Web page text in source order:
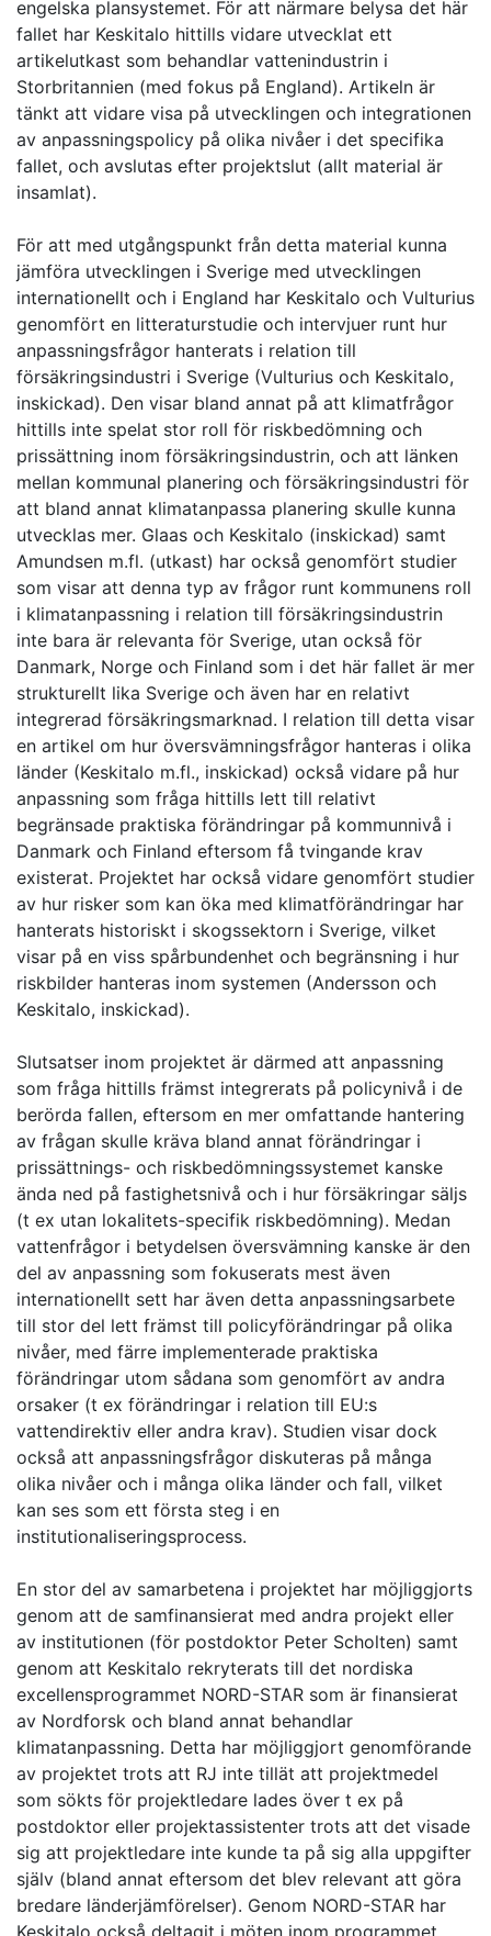
engelska plansystemet. För att närmare belysa det här
fallet har Keskitalo hittills vidare utvecklat ett
artikelutkast som behandlar vattenindustrin i
Storbritannien (med fokus på England). Artikeln är
tänkt att vidare visa på utvecklingen och integrationen
av anpassningspolicy på olika nivåer i det specifika
fallet, och avslutas efter projektslut (allt material är
insamlat).
För att med utgångspunkt från detta material kunna
jämföra utvecklingen i Sverige med utvecklingen
internationellt och i England har Keskitalo och Vulturius
genomfört en litteraturstudie och intervjuer runt hur
anpassningsfrågor hanterats i relation till
försäkringsindustri i Sverige (Vulturius och Keskitalo,
inskickad). Den visar bland annat på att klimatfrågor
hittills inte spelat stor roll för riskbedömning och
prissättning inom försäkringsindustrin, och att länken
mellan kommunal planering och försäkringsindustri för
att bland annat klimatanpassa planering skulle kunna
utvecklas mer. Glaas och Keskitalo (inskickad) samt
Amundsen m.fl. (utkast) har också genomfört studier
som visar att denna typ av frågor runt kommunens roll
i klimatanpassning i relation till försäkringsindustrin
inte bara är relevanta för Sverige, utan också för
Danmark, Norge och Finland som i det här fallet är mer
strukturellt lika Sverige och även har en relativt
integrerad försäkringsmarknad. I relation till detta visar
en artikel om hur översvämningsfrågor hanteras i olika
länder (Keskitalo m.fl., inskickad) också vidare på hur
anpassning som fråga hittills lett till relativt
begränsade praktiska förändringar på kommunnivå i
Danmark och Finland eftersom få tvingande krav
existerat. Projektet har också vidare genomfört studier
av hur risker som kan öka med klimatförändringar har
hanterats historiskt i skogssektorn i Sverige, vilket
visar på en viss spårbundenhet och begränsning i hur
riskbilder hanteras inom systemen (Andersson och
Keskitalo, inskickad).
Slutsatser inom projektet är därmed att anpassning
som fråga hittills främst integrerats på policynivå i de
berörda fallen, eftersom en mer omfattande hantering
av frågan skulle kräva bland annat förändringar i
prissättnings- och riskbedömningssystemet kanske
ända ned på fastighetsnivå och i hur försäkringar säljs
(t ex utan lokalitets-specifik riskbedömning). Medan
vattenfrågor i betydelsen översvämning kanske är den
del av anpassning som fokuserats mest även
internationellt sett har även detta anpassningsarbete
till stor del lett främst till policyförändringar på olika
nivåer, med färre implementerade praktiska
förändringar utom sådana som genomfört av andra
orsaker (t ex förändringar i relation till EU:s
vattendirektiv eller andra krav). Studien visar dock
också att anpassningsfrågor diskuteras på många
olika nivåer och i många olika länder och fall, vilket
kan ses som ett första steg i en
institutionaliseringsprocess.
En stor del av samarbetena i projektet har möjliggjorts
genom att de samfinansierat med andra projekt eller
av institutionen (för postdoktor Peter Scholten) samt
genom att Keskitalo rekryterats till det nordiska
excellensprogrammet NORD-STAR som är finansierat
av Nordforsk och bland annat behandlar
klimatanpassning. Detta har möjliggjort genomförande
av projektet trots att RJ inte tillät att projektmedel
som sökts för projektledare lades över t ex på
postdoktor eller projektassistenter trots att det visade
sig att projektledare inte kunde ta på sig alla uppgifter
själv (bland annat eftersom det blev relevant att göra
bredare länderjämförelser). Genom NORD-STAR har
Keskitalo också deltagit i möten inom programmet